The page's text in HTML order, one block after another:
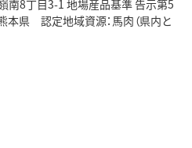
南8丁目3-1 地場産品基準 告示第5
県 認定地域資源：馬肉（県内と